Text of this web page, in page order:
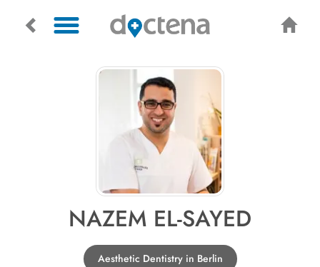
NAZEM EL-SAYED
Aesthetic Dentistry in Berlin